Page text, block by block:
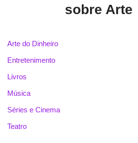
sobre Arte
Arte do Dinheiro
Entretenimento
Livros
Música
Séries e Cinema
Teatro